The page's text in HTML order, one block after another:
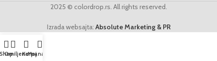
2025 © colordrop.rs. All rights reserved.
Izrada websajta: Absolute Marketing & PR
OmiljenoKorpa
Moj nalog